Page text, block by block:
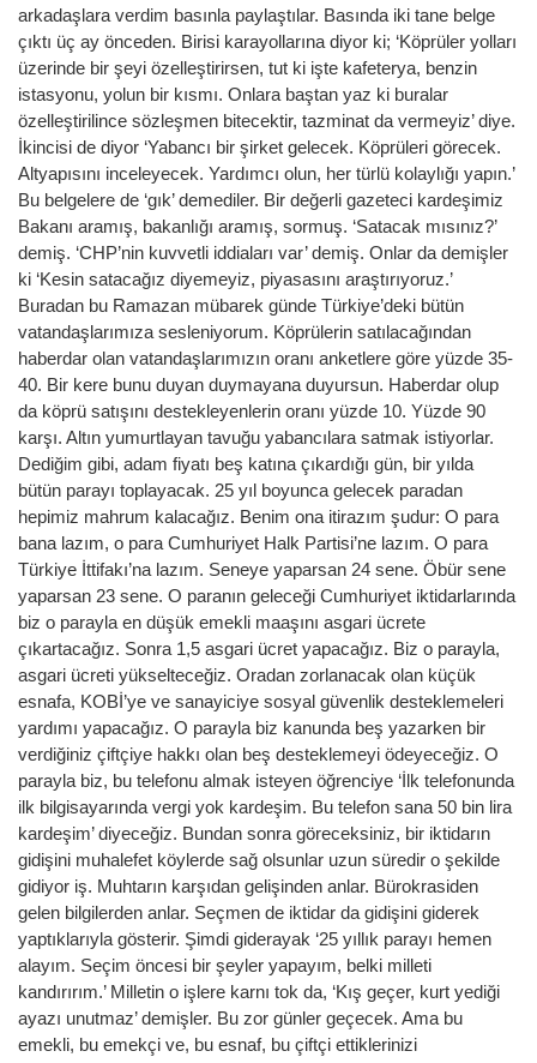
arkadaşlara verdim basınla paylaştılar. Basında iki tane belge
çıktı üç ay önceden. Birisi karayollarına diyor ki; ‘Köprüler yolları
üzerinde bir şeyi özelleştirirsen, tut ki işte kafeterya, benzin
istasyonu, yolun bir kısmı. Onlara baştan yaz ki buralar
özelleştirilince sözleşmen bitecektir, tazminat da vermeyiz’ diye.
İkincisi de diyor ‘Yabancı bir şirket gelecek. Köprüleri görecek.
Altyapısını inceleyecek. Yardımcı olun, her türlü kolaylığı yapın.’
Bu belgelere de ‘gık’ demediler. Bir değerli gazeteci kardeşimiz
Bakanı aramış, bakanlığı aramış, sormuş. ‘Satacak mısınız?’
demiş. ‘CHP’nin kuvvetli iddiaları var’ demiş. Onlar da demişler
ki ‘Kesin satacağız diyemeyiz, piyasasını araştırıyoruz.’
Buradan bu Ramazan mübarek günde Türkiye’deki bütün
vatandaşlarımıza sesleniyorum. Köprülerin satılacağından
haberdar olan vatandaşlarımızın oranı anketlere göre yüzde 35-
40. Bir kere bunu duyan duymayana duyursun. Haberdar olup
da köprü satışını destekleyenlerin oranı yüzde 10. Yüzde 90
karşı. Altın yumurtlayan tavuğu yabancılara satmak istiyorlar.
Dediğim gibi, adam fiyatı beş katına çıkardığı gün, bir yılda
bütün parayı toplayacak. 25 yıl boyunca gelecek paradan
hepimiz mahrum kalacağız. Benim ona itirazım şudur: O para
bana lazım, o para Cumhuriyet Halk Partisi’ne lazım. O para
Türkiye İttifakı’na lazım. Seneye yaparsan 24 sene. Öbür sene
yaparsan 23 sene. O paranın geleceği Cumhuriyet iktidarlarında
biz o parayla en düşük emekli maaşını asgari ücrete
çıkartacağız. Sonra 1,5 asgari ücret yapacağız. Biz o parayla,
asgari ücreti yükselteceğiz. Oradan zorlanacak olan küçük
esnafa, KOBİ’ye ve sanayiciye sosyal güvenlik desteklemeleri
yardımı yapacağız. O parayla biz kanunda beş yazarken bir
verdiğiniz çiftçiye hakkı olan beş desteklemeyi ödeyeceğiz. O
parayla biz, bu telefonu almak isteyen öğrenciye ‘İlk telefonunda
ilk bilgisayarında vergi yok kardeşim. Bu telefon sana 50 bin lira
kardeşim’ diyeceğiz. Bundan sonra göreceksiniz, bir iktidarın
gidişini muhalefet köylerde sağ olsunlar uzun süredir o şekilde
gidiyor iş. Muhtarın karşıdan gelişinden anlar. Bürokrasiden
gelen bilgilerden anlar. Seçmen de iktidar da gidişini giderek
yaptıklarıyla gösterir. Şimdi giderayak ‘25 yıllık parayı hemen
alayım. Seçim öncesi bir şeyler yapayım, belki milleti
kandırırım.’ Milletin o işlere karnı tok da, ‘Kış geçer, kurt yediği
ayazı unutmaz’ demişler. Bu zor günler geçecek. Ama bu
emekli, bu emekçi ve, bu esnaf, bu çiftçi ettiklerinizi